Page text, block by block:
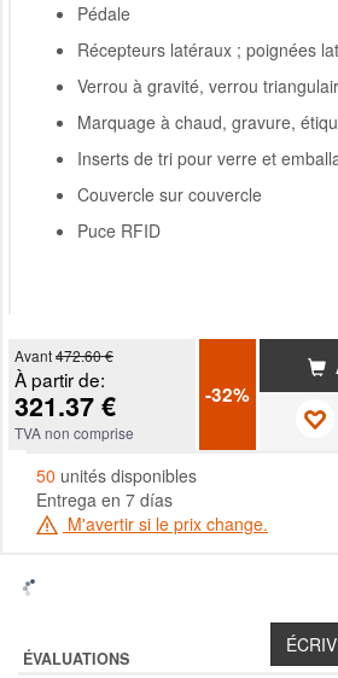
Pédale
Récepteurs latéraux ; poignées
Verrou à gravité, verrou
Marquage à chaud, gravure,
Inserts de tri pour verre et
Couvercle sur couvercle
Puce RFID
Avant472.60 €
À partir de:
321.37 €
TVA non comprise
-32%
50 unités disponibles
Entrega en 7 días
M'avertir si le prix change.
ÉVALUATIONS